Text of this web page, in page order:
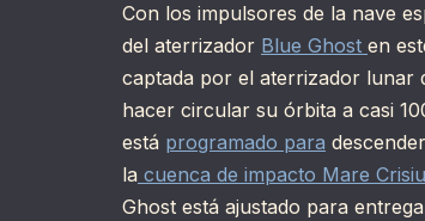
Con los impulsores de la nave
del aterrizador Blue Ghost en
captada por el aterrizador lunar
hacer circular su órbita a casi
está programado para descender
la cuenca de impacto Mare
Ghost está ajustado para